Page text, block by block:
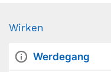
Wirken
Werdegang